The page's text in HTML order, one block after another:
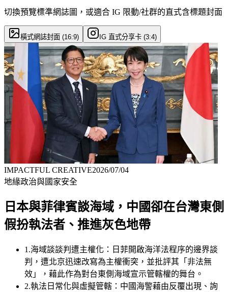
切換預覽標準網誌圖，或適合 IG 限動/社群的直式含標題封面
橫式網誌封面 (16:9) IG 直式分享卡 (3:4)
IMPACTFUL CREATIVE2026/07/04
地緣政治與國家安全
日本與菲律賓談海域，中國卻在台灣東側
假扮執法者、推進灰色地帶
1 .海域談談判遭主權化：日菲開啟海洋法程序的邊界談
判，遭北京迅速改寫為主權衝突，並批評其「非法無
效」，藉此作為對台東側海域宣示管轄權的舞台。
2.執法日常化與虛擬管轄：中國海警藉由反覆出現、詢